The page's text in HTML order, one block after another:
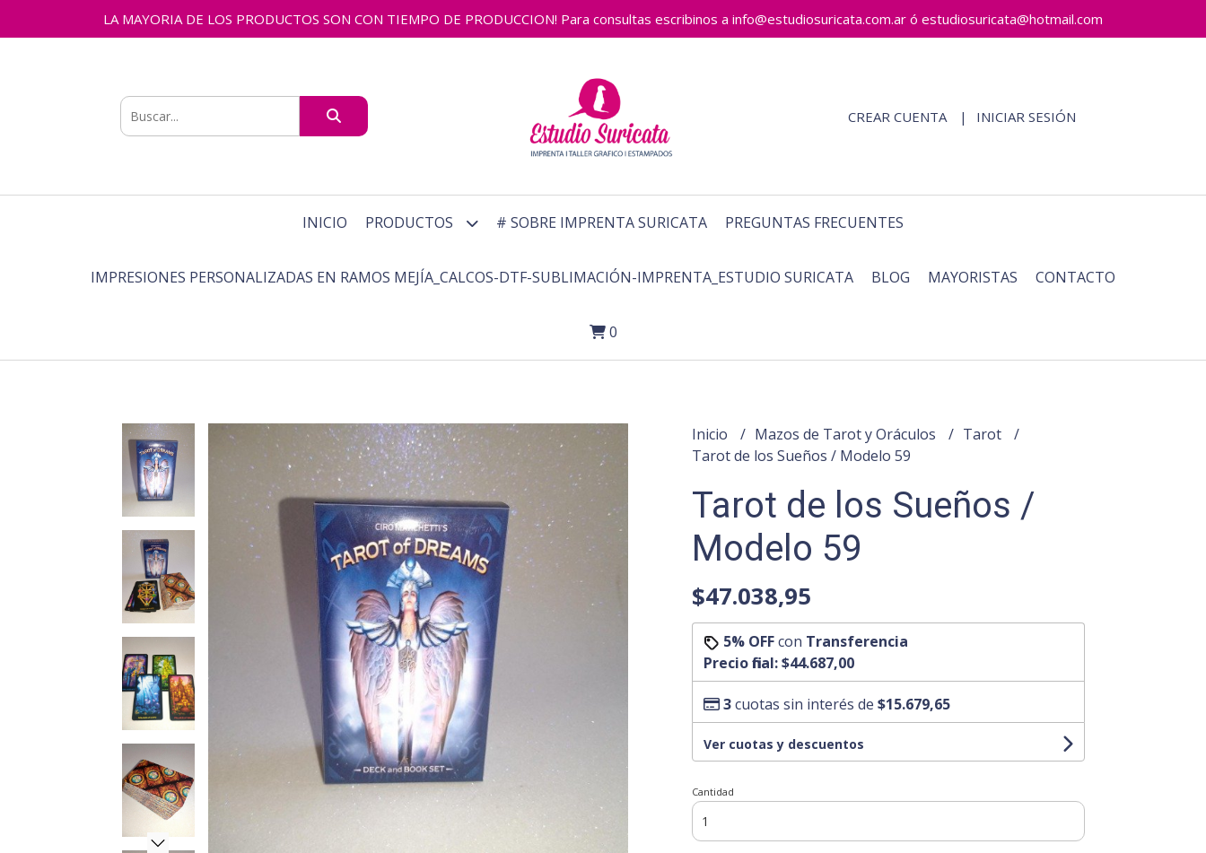
LA MAYORIA DE LOS PRODUCTOS SON CON TIEMPO DE PRODUCCION! Para consultas escribinos a info@estudiosuricata.com.ar ó estudiosuricata@hotmail.com
CREAR CUENTA INICIAR SESIÓN
INICIO PRODUCTOS # SOBRE IMPRENTA SURICATA PREGUNTAS FRECUENTES
IMPRESIONES PERSONALIZADAS EN RAMOS MEJÍA_CALCOS-DTF-SUBLIMACIÓN-IMPRENTA_ESTUDIO SURICATA BLOG MAYORISTAS CONTACTO
0
Inicio Mazos de Tarot y Oráculos
Tarot
Tarot de los Sueños / Modelo 59
Tarot de los Sueños /
Modelo 59
$47.038,95
5% OFFcon Transferencia
Precio final:$44.687,00
3cuotas sin interés de $15.679,65
Ver cuotas y descuentos
Cantidad